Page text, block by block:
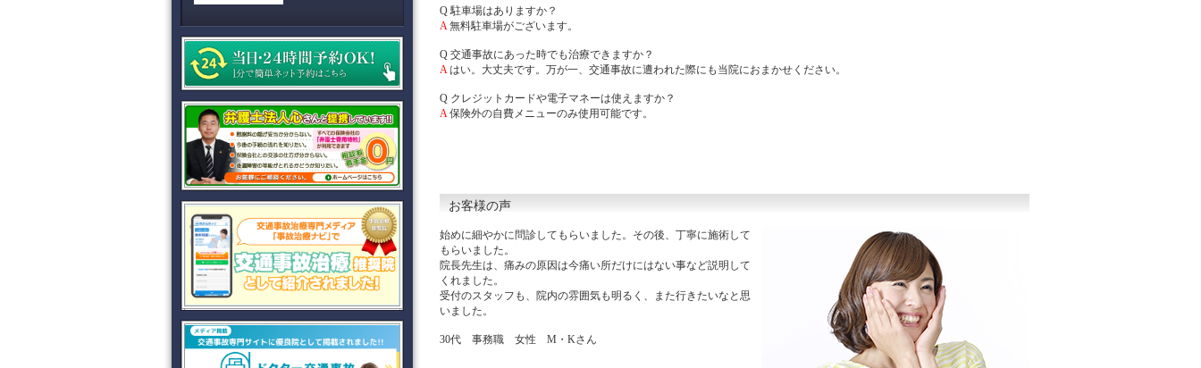
Q 駐車場はありますか？
A 無料駐車場がございます。
Q 交通事故にあった時でも治療できますか？
A はい。大丈夫です。万が一、交通事故に遭われた際にも当院におまかせください。
Q クレジットカードや電子マネーは使えますか？
A 保険外の自費メニューのみ使用可能です。
お客様の声
始めに細やかに問診してもらいました。その後、丁寧に施術して
もらいました。
院長先生は、痛みの原因は今痛い所だけにはない事など説明して
くれました。
受付のスタッフも、院内の雰囲気も明るく、また行きたいなと思
いました。
30代 事務職 女性 M・Kさん